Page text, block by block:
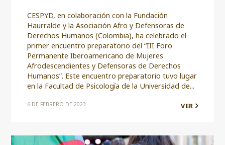
CESPYD, en colaboración con la Fundación
Haurralde y la Asociación Afro y Defensoras de
Derechos Humanos (Colombia), ha celebrado el
primer encuentro preparatorio del “III Foro
Permanente Iberoamericano de Mujeres
Afrodescendientes y Defensoras de Derechos
Humanos”. Este encuentro preparatorio tuvo lugar
en la Facultad de Psicología de la Universidad de...
6 DE FEBRERO DE 2023 VER